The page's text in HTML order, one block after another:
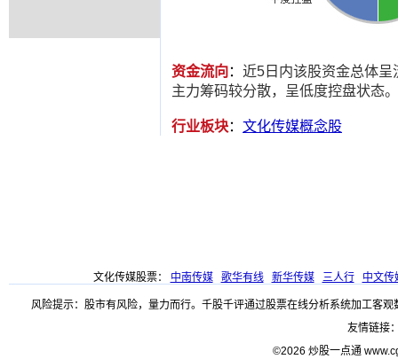
资金流向： 近5日内该股资金总体
主力筹码较分散，呈低度控盘状态。
行业板块： 文化传媒概念股
文化传媒股票： 中南传媒 歌华有线 新华传媒 三人行 中文传
风险提示：股市有风险，量力而行。千股千评通过股票在线分析系统加工客
友情链接
©2026 炒股一点通